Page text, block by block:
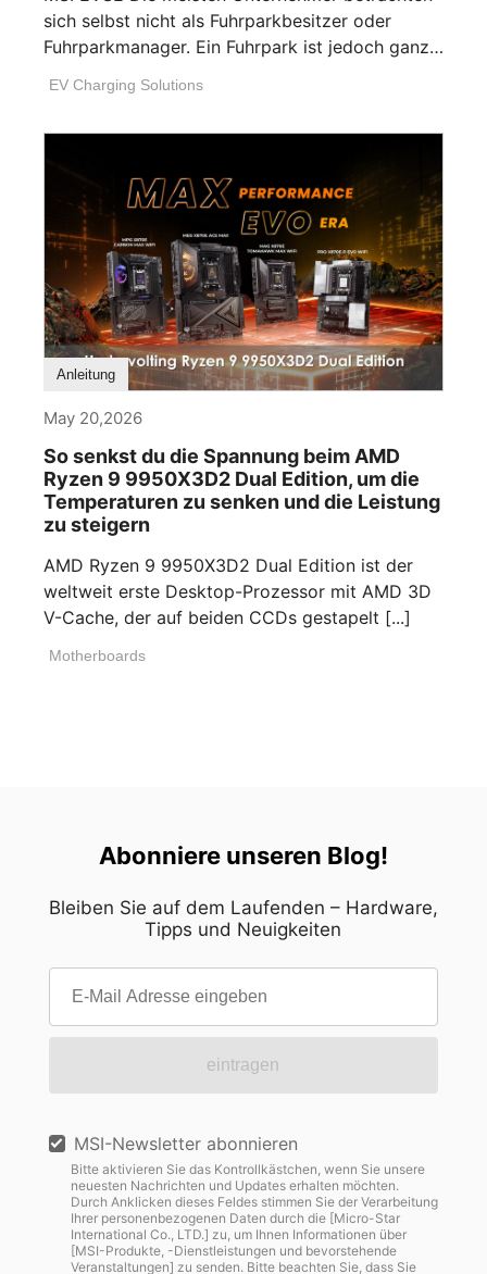
sich selbst nicht als Fuhrparkbesitzer oder
Fuhrparkmanager. Ein Fuhrpark ist jedoch ganz
EV Charging Solutions
Anleitung
May 20,2026
So senkst du die Spannung beim AMD
Ryzen 9 9950X3D2 Dual Edition, um die
Temperaturen zu senken und die Leistung
zu steigern
AMD Ryzen 9 9950X3D2 Dual Edition ist der
weltweit erste Desktop-Prozessor mit AMD 3D
V-Cache, der auf beiden CCDs gestapelt [...]
Motherboards
Abonniere unseren Blog!
Bleiben Sie auf dem Laufenden – Hardware,
Tipps und Neuigkeiten
eintragen
MSI-Newsletter abonnieren
Bitte aktivieren Sie das Kontrollkästchen, wenn Sie unsere
neuesten Nachrichten und Updates erhalten möchten.
Durch Anklicken dieses Feldes stimmen Sie der Verarbeitung
Ihrer personenbezogenen Daten durch die [Micro-Star
International Co., LTD.] zu, um Ihnen Informationen über
[MSI-Produkte, -Dienstleistungen und bevorstehende
Veranstaltungen] zu senden. Bitte beachten Sie, dass Sie